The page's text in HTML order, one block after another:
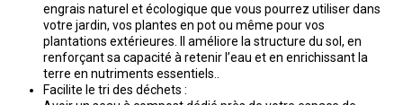
engrais naturel et écologique que vous pourrez utiliser dans
votre jardin, vos plantes en pot ou même pour vos
plantations extérieures. Il améliore la structure du sol, en
renforçant sa capacité à retenir l’eau et en enrichissant la
terre en nutriments essentiels..
Facilite le tri des déchets :